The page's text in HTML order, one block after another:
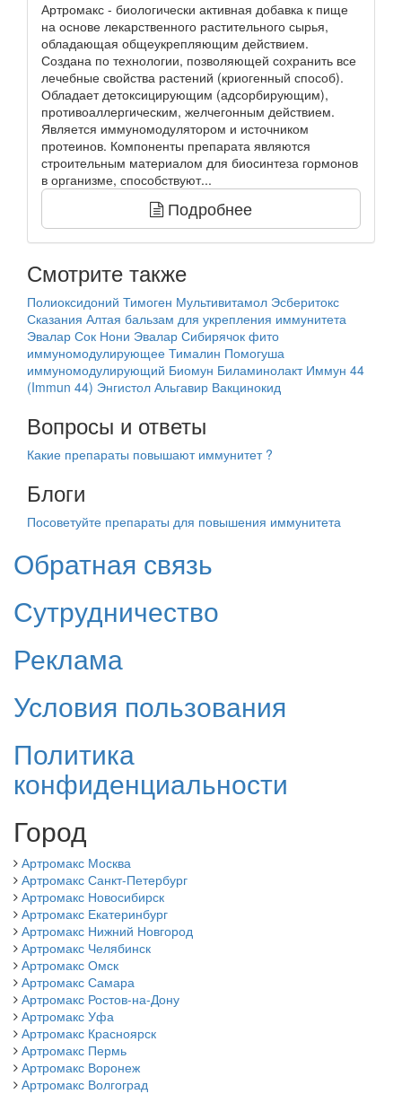
Артромакс - биологически активная добавка к пище
на основе лекарственного растительного сырья,
обладающая общеукрепляющим действием.
Создана по технологии, позволяющей сохранить все
лечебные свойства растений (криогенный способ).
Обладает детоксицирующим (адсорбирующим),
противоаллергическим, желчегонным действием.
Является иммуномодулятором и источником
протеинов. Компоненты препарата являются
строительным материалом для биосинтеза гормонов
в организме, способствуют...
Подробнее
Смотрите также
Полиоксидоний Тимоген Мультивитамол Эсберитокс
Сказания Алтая бальзам для укрепления иммунитета
Эвалар Сок Нони Эвалар Сибирячок фито
иммуномодулирующее Тималин Помогуша
иммуномодулирующий Биомун Биламинолакт Иммун 44
(Immun 44) Энгистол Альгавир Вакцинокид
Вопросы и ответы
Какие препараты повышают иммунитет ?
Блоги
Посоветуйте препараты для повышения иммунитета
Обратная связь
Сутрудничество
Реклама
Условия пользования
Политика
конфиденциальности
Город
Артромакс Москва
Артромакс Санкт-Петербург
Артромакс Новосибирск
Артромакс Екатеринбург
Артромакс Нижний Новгород
Артромакс Челябинск
Артромакс Омск
Артромакс Самара
Артромакс Ростов-на-Дону
Артромакс Уфа
Артромакс Красноярск
Артромакс Пермь
Артромакс Воронеж
Артромакс Волгоград